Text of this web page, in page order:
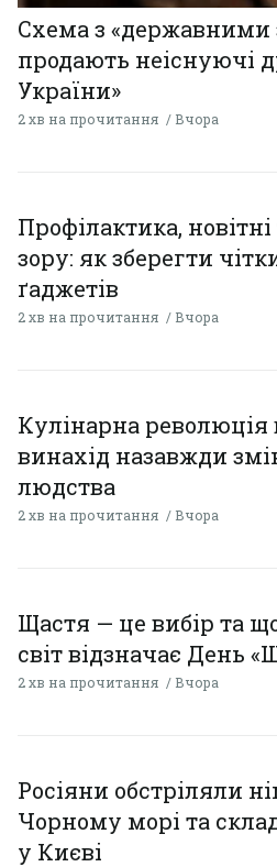
Схема з
продають неіснуючі
України»
2 хв на прочитання Вчора
Профілактика, новітні
зору: як зберегти
ґаджетів
2 хв на прочитання Вчора
Кулінарна
винахід назавжди
людства
2 хв на прочитання Вчора
Щастя — це вибір та
світ відзначає День
2 хв на прочитання Вчора
Росіяни обстріляли
Чорному морі та
у Києві